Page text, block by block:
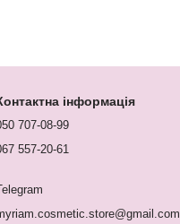
інформація
707-08-99
557-20-61